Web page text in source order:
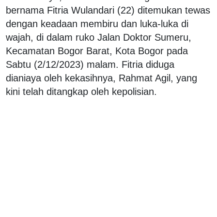
bernama Fitria Wulandari (22) ditemukan tewas
dengan keadaan membiru dan luka-luka di
wajah, di dalam ruko Jalan Doktor Sumeru,
Kecamatan Bogor Barat, Kota Bogor pada
Sabtu (2/12/2023) malam. Fitria diduga
dianiaya oleh kekasihnya, Rahmat Agil, yang
kini telah ditangkap oleh kepolisian.